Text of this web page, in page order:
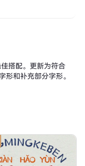
搭配。更新为符合
形和补充部分字形。